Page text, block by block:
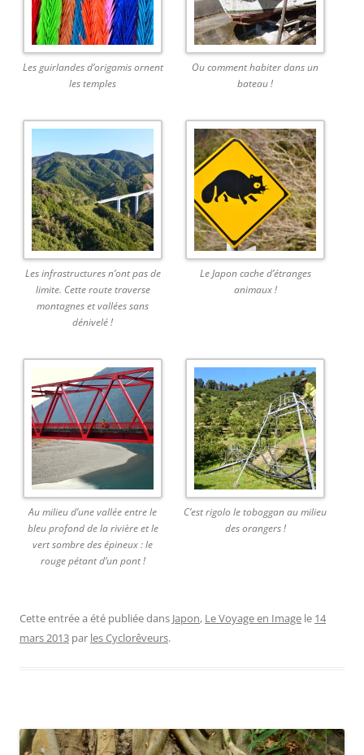
Les guirlandes d’origamis ornent
les temples
Ou comment habiter dans un
bateau !
Les infrastructures n’ont pas de
limite. Cette route traverse
montagnes et vallées sans
dénivelé !
Le Japon cache d’étranges
animaux !
Au milieu d’une vallée entre le
bleu profond de la rivière et le
vert sombre des épineux : le
rouge pétant d’un pont !
C’est rigolo le toboggan au milieu
des orangers !
Cette entrée a été publiée dans Japon, Le Voyage en Image le 14
mars 2013 par les Cyclorêveurs.